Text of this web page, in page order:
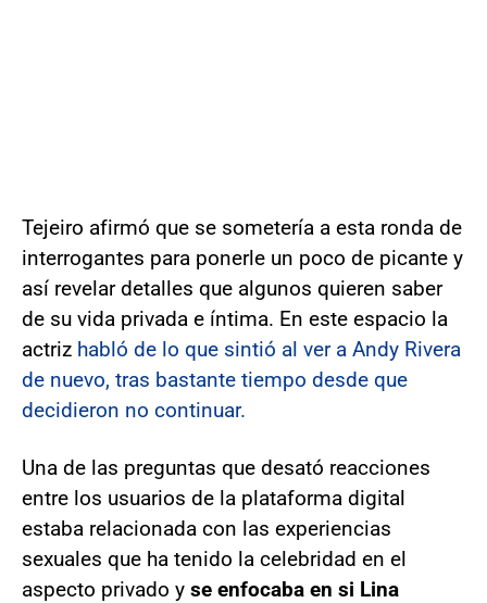
Tejeiro afirmó que se sometería a esta ronda de
interrogantes para ponerle un poco de picante y
así revelar detalles que algunos quieren saber
de su vida privada e íntima. En este espacio la
actriz habló de lo que sintió al ver a Andy Rivera
de nuevo, tras bastante tiempo desde que
decidieron no continuar.
Una de las preguntas que desató reacciones
entre los usuarios de la plataforma digital
estaba relacionada con las experiencias
sexuales que ha tenido la celebridad en el
aspecto privado y se enfocaba en si Lina